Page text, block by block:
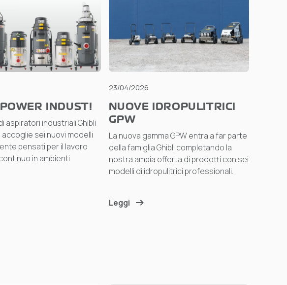
INDUST!
aspiratori industriali Ghibli
accoglie sei nuovi modelli
pensati per il lavoro
in ambienti
23/04/2026
NUOVE IDROPULITRICI
GPW
La nuova gamma GPW entra a far parte
della famiglia Ghibli completando la
nostra ampia offerta di prodotti con sei
modelli di idropulitrici professionali.
Leggi